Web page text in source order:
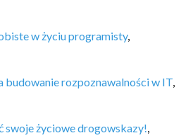
w życiu programisty,
budowanie rozpoznawalności w IT,
swoje życiowe drogowskazy!,